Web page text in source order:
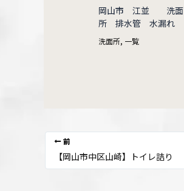
岡山市 江並 洗面
所 排水管 水漏れ
洗面所, 一覧
前
【岡山市中区山崎】トイレ詰り